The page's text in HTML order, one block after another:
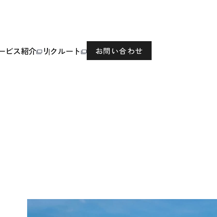
ビス紹介 リクルート お問い合わせ